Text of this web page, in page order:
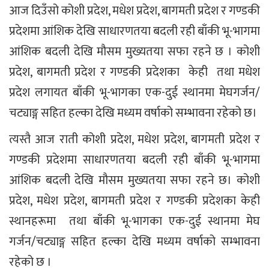
आज दिउँसो कोशी प्रदेश, मधेश प्रदेश, बागमती प्रदेश र गण्डकी
प्रदेशमा आंशिक देखि साधारणतया बदली रही बाँकी भू-भागमा
आंशिक बदली देखि मौसम मुख्यतया सफा रहने छ । कोशी
प्रदेश, बागमती प्रदेश र गण्डकी प्रदेशका केही तथा मधेश
प्रदेश लगायत बाँकी भू-भागका एक-दुई स्थानमा मेघगर्जन/
चट्याङ्ग सहित हल्का देखि मध्यम वर्षाको सम्भावना रहेको छ।
त्यस्तै आज राती कोशी प्रदेश, मधेश प्रदेश, बागमती प्रदेश र
गण्डकी प्रदेशमा साधारणतया बदली रही बाँकी भू-भागमा
आंशिक बदली देखि मौसम मुख्यतया सफा रहने छ। कोशी
प्रदेश, मधेश प्रदेश, बागमती प्रदेश र गण्डकी प्रदेशका केही
स्थानहरूमा तथा बाँकी भू-भागका एक-दुई स्थानमा मेघ
गर्जन/चट्याङ्ग सहित हल्का देखि मध्यम वर्षाको सम्भावना
रहेको छ ।